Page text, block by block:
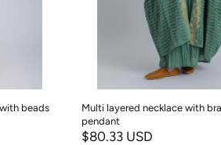
beads
Multi layered necklace with
pendant
$80.33 USD